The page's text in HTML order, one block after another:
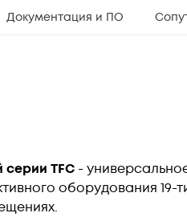
Документация и ПО
TFC -
оборудования